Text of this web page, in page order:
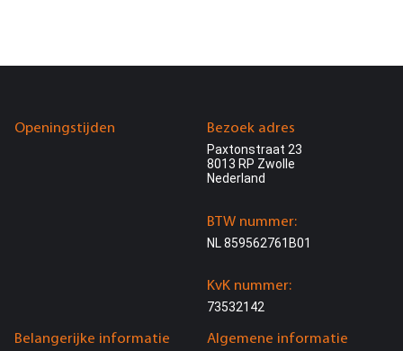
Openingstijden
Belangerijke informatie Algemene informatie
Bezoek adres
Paxtonstraat 23
8013 RP Zwolle
Nederland
BTW nummer:
NL 859562761B01
KvK nummer:
73532142